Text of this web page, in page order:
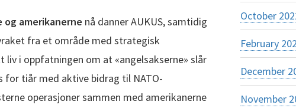
amerikanerne nå danner AUKUS, samtidig
fra et område med strategisk
i oppfatningen om at «angelsakserne» slår
for tiår med aktive bidrag til NATO-
operasjoner sammen med amerikanerne
October
February
December
November